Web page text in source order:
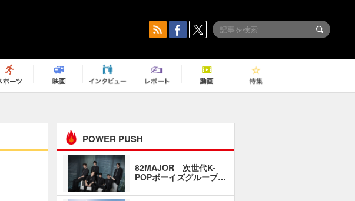
POWER PUSH
82MAJOR 次世代K-
POPボーイズグループ…